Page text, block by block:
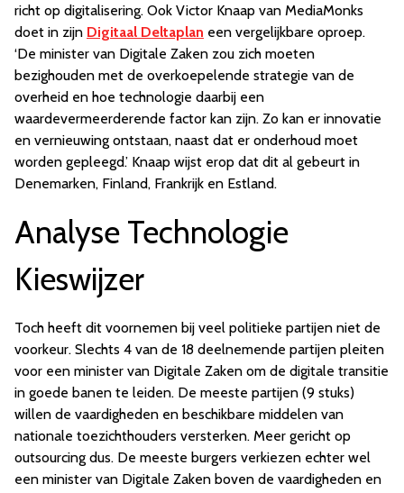
richt op digitalisering. Ook Victor Knaap van MediaMonks
doet in zijn Digitaal Deltaplan een vergelijkbare oproep.
‘De minister van Digitale Zaken zou zich moeten
bezighouden met de overkoepelende strategie van de
overheid en hoe technologie daarbij een
waardevermeerderende factor kan zijn. Zo kan er innovatie
en vernieuwing ontstaan, naast dat er onderhoud moet
worden gepleegd.’ Knaap wijst erop dat dit al gebeurt in
Denemarken, Finland, Frankrijk en Estland.
Analyse Technologie
Kieswijzer
Toch heeft dit voornemen bij veel politieke partijen niet de
voorkeur. Slechts 4 van de 18 deelnemende partijen pleiten
voor een minister van Digitale Zaken om de digitale transitie
in goede banen te leiden. De meeste partijen (9 stuks)
willen de vaardigheden en beschikbare middelen van
nationale toezichthouders versterken. Meer gericht op
outsourcing dus. De meeste burgers verkiezen echter wel
een minister van Digitale Zaken boven de vaardigheden en